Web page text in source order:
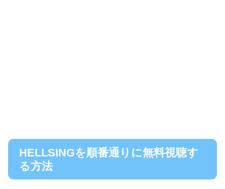
HELLSINGを順番通りに無料視聴す
る方法